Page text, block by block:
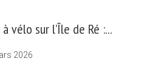
vélo sur l’Île de Ré :...
2026